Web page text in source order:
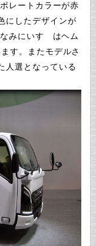
にしたデザインが
す。またモデルさ
人選となっている